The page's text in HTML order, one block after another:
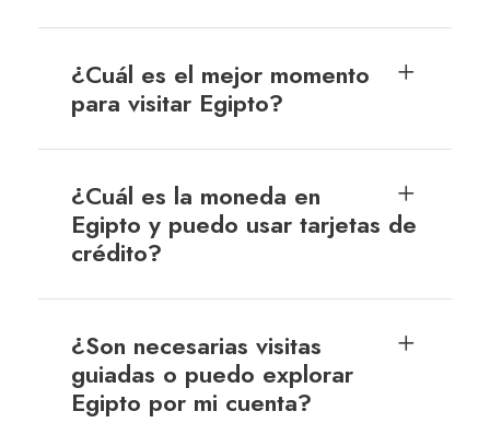
¿Cuál es el mejor momento
para visitar Egipto?
¿Cuál es la moneda en
Egipto y puedo usar tarjetas de
crédito?
¿Son necesarias visitas
guiadas o puedo explorar
Egipto por mi cuenta?